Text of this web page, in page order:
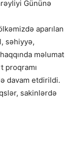
Gününə
aparılan
səhiyyə,
məlumat
proqramı
davam etdirildi.
sakinlərdə